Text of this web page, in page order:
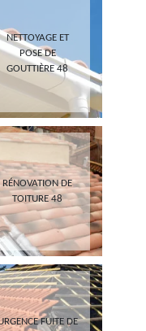
NETTOYAGE ET
POSE DE
GOUTTIÈRE 48
RÉNOVATION DE
TOITURE 48
FUITE DE